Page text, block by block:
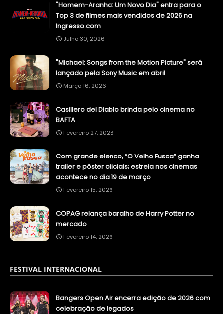
"Homem-Aranha: Um Novo Dia" entra para o
Top 3 de filmes mais vendidos de 2026 na
Ingresso.com
Julho 30, 2026
"Michael: Songs from the Motion Picture" será
lançado pela Sony Music em abril
Março 16, 2026
Casillero del Diablo brinda pelo cinema no
BAFTA
Fevereiro 27, 2026
Com grande elenco, “O Velho Fusca” ganha
trailer e pôster oficiais; estreia nos cinemas
acontece no dia 19 de março
Fevereiro 15, 2026
COPAG relança baralho de Harry Potter no
mercado
Fevereiro 14, 2026
FESTIVAL INTERNACIONAL
Bangers Open Air encerra edição de 2026 com
celebração de legados